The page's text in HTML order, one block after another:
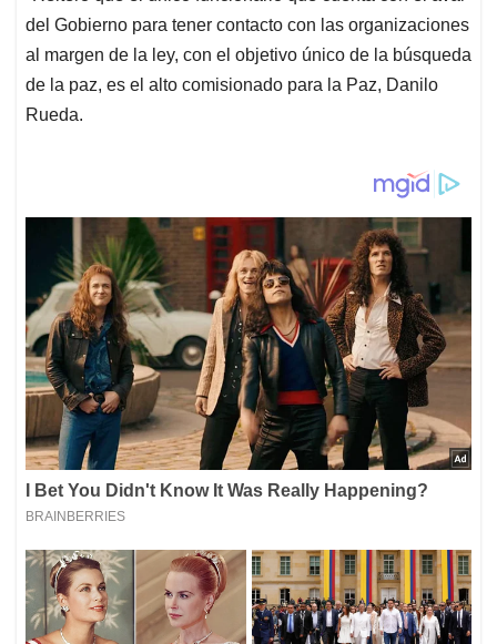
del Gobierno para tener contacto con las organizaciones
al margen de la ley, con el objetivo único de la búsqueda
de la paz, es el alto comisionado para la Paz, Danilo
Rueda.